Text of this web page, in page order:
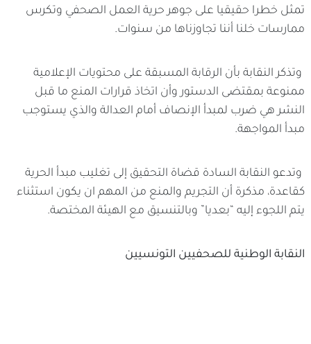
تمثل خطرا حقيقيا على جوهر حرية العمل الصحفي وتكرس
ممارسات خلنا أننا تجاوزناها من سنوات.
وتذكر النقابة بأن الرقابة المسبقة على محتويات الإعلامية
ممنوعة بمقتضى الدستور وأن اتخاذ قرارات المنع ما قبل
النشر هي ضرب لمبدأ الإنصاف أمام العدالة والذي يستوجب
مبدأ المواجهة.
وتدعو النقابة السادة قضاة التحقيق إلى تغليب مبدأ الحرية
كقاعدة، مذكرة أن التجريم والمنع من المهم ان يكون استثناء
يتم اللجوء إليه “بعديا” وبالتنسيق مع الهيئة المختصة.
النقابة الوطنية للصحفيين التونسيين